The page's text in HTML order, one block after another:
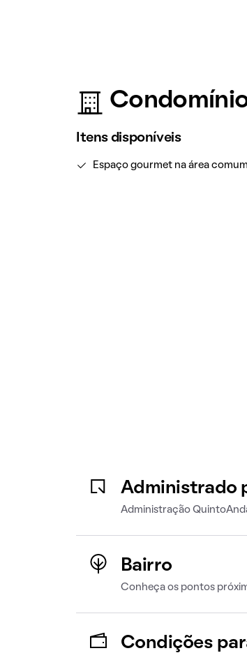
Itens disponíveis
Espaço gourmet na área comum
Administrado
Administração
Bairro
Conheça os pontos
Condições